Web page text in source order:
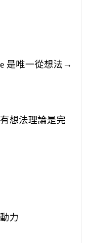
是唯一從想法→
想法理論是完
力